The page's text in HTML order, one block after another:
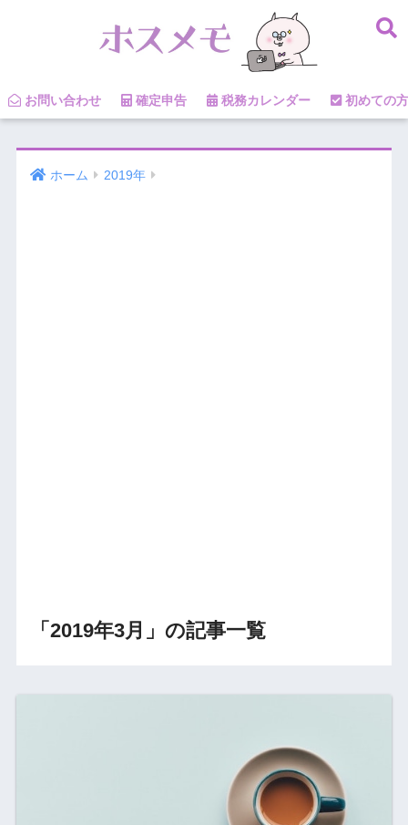
お問い合わせ 確定申告 税務カレンダー 初めての
ホーム 2019年
「2019年3月」の記事一覧